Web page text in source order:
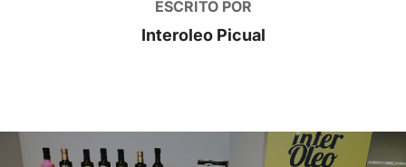
ESCRITO POR
Interoleo Picual
Navegación